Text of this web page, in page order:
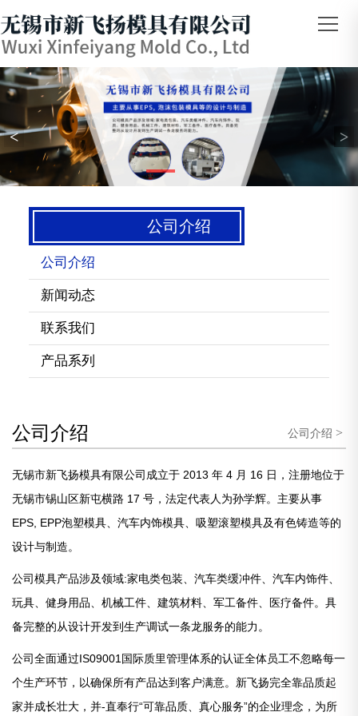
< >
公司介绍
公司介绍
新闻动态
联系我们
产品系列
公司介绍 公司介绍 >
无锡市新飞扬模具有限公司成立于 2013 年 4 月 16 日，注册地位于
无锡市锡山区新屯横路 17 号，法定代表人为孙学辉。主要从事
EPS, EPP泡塑模具、汽车内饰模具、吸塑滚塑模具及有色铸造等的
设计与制造。
公司模具产品涉及领域:家电类包装、汽车类缓冲件、汽车内饰件、
玩具、健身用品、机械工件、建筑材料、军工备件、医疗备件。具
备完整的从设计开发到生产调试一条龙服务的能力。
公司全面通过IS09001国际质里管理体系的认证全体员工不忽略每一
个生产环节，以确保所有产品达到客户满意。新飞扬完全靠品质起
家并成长壮大，并-直奉行“可靠品质、真心服务”的企业理念，为所